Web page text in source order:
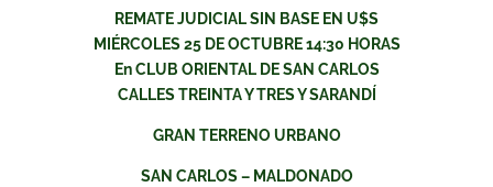
REMATE JUDICIAL SIN BASE EN U$S
MIÉRCOLES 25 DE OCTUBRE 14:30 HORAS
En CLUB ORIENTAL DE SAN CARLOS
CALLES TREINTA Y TRES Y SARANDÍ
GRAN TERRENO URBANO
SAN CARLOS – MALDONADO